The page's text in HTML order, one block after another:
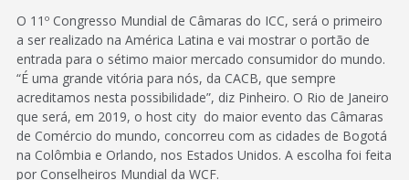
O 11º Congresso Mundial de Câmaras do ICC, será o primeiro
a ser realizado na América Latina e vai mostrar o portão de
entrada para o sétimo maior mercado consumidor do mundo.
“É uma grande vitória para nós, da CACB, que sempre
acreditamos nesta possibilidade”, diz Pinheiro. O Rio de Janeiro
que será, em 2019, o host city do maior evento das Câmaras
de Comércio do mundo, concorreu com as cidades de Bogotá
na Colômbia e Orlando, nos Estados Unidos. A escolha foi feita
por Conselheiros Mundial da WCF.